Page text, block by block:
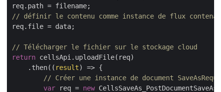
// définir le contenu comme instance de flux
req.file = data;
// Télécharger le fichier sur le stockage cloud
return cellsApi.uploadFile(req)
    .then(
( result) => {
// Créer une instance de document
var req = new